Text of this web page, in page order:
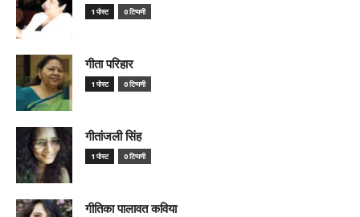
1 पोस्ट 0 टिप्पणी
गीता परिहार
1 पोस्ट 0 टिप्पणी
गीतांजली सिंह
1 पोस्ट 0 टिप्पणी
गीतिका पालावत कविया